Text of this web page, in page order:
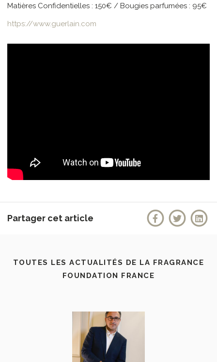
Matières Confidentielles : 150€ / Bougies parfumées : 95€
https://www.guerlain.com
Partager cet article
TOUTES LES ACTUALITÉS DE LA FRAGRANCE
FOUNDATION FRANCE